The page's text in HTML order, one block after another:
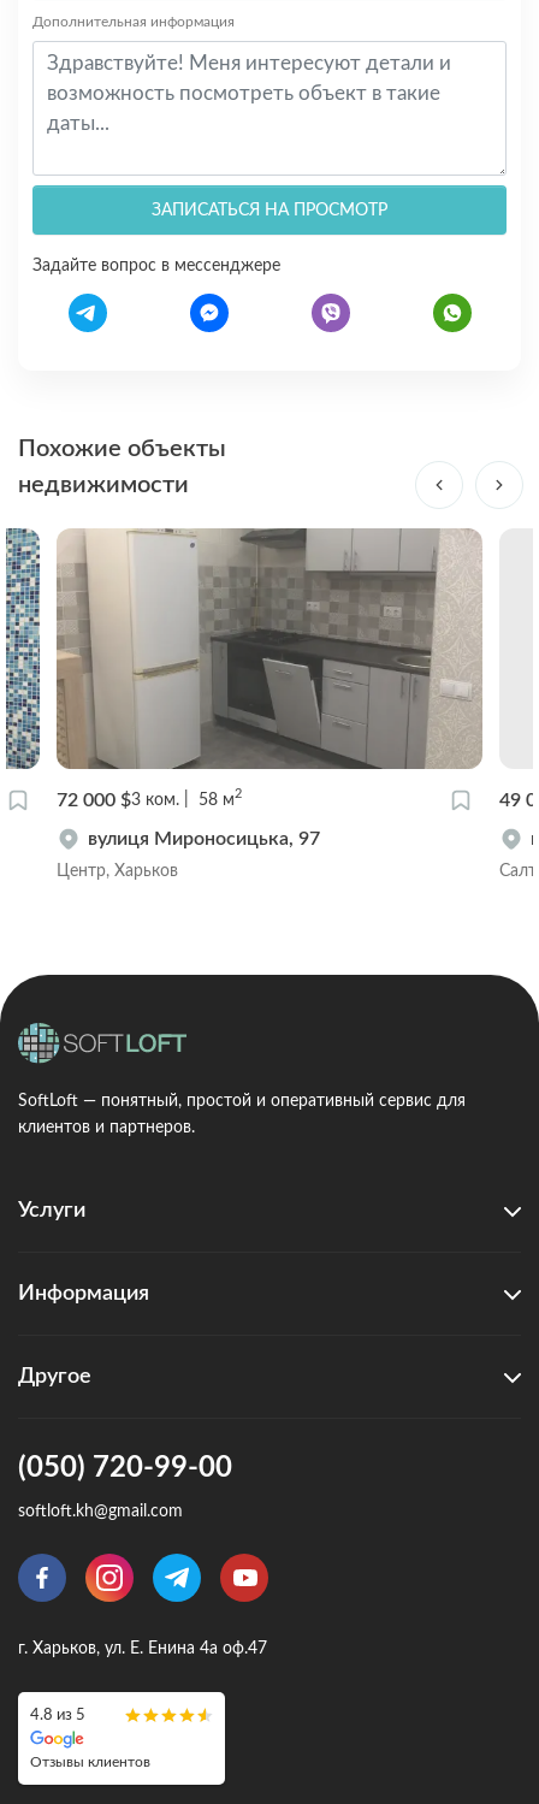
Дополнительная информация
ЗАПИСАТЬСЯ НА ПРОСМОТР
Задайте вопрос в мессенджере
Похожие объекты
недвижимости
72 000 $3 ком. 58 м2
вулиця Мироносицька, 97
Центр, Харьков
49
SoftLoft — понятный, простой и оперативный сервис для
клиентов и партнеров.
Услуги
Информация
Другое
(050) 720-99-00
softloft.kh@gmail.com
г. Харьков, ул. Е. Енина 4а оф.47
4.8 из 5
Отзывы клиентов